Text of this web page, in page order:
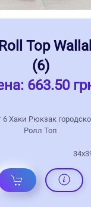
Top
(6)
663.50
6 Хаки Рюкзак
Ролл Топ